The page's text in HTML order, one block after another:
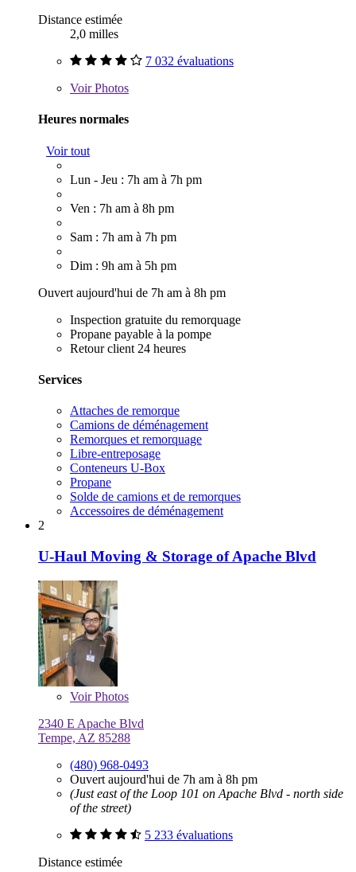
Distance estimée
2,0 milles
7 032 évaluations
VoirPhotos
Heures normales
Voir tout
Lun - Jeu : 7h am à 7h pm
Ven : 7h am à 8h pm
Sam : 7h am à 7h pm
Dim : 9h am à 5h pm
Ouvert aujourd'hui de 7h am à 8h pm
Inspection gratuite du remorquage
Propane payable à la pompe
Retour client 24 heures
Services
Attaches de remorque
Camions de déménagement
Remorques et remorquage
Libre-entreposage
Conteneurs U-Box
Propane
Solde de camions et de remorques
Accessoires de déménagement
2
U-Haul Moving & Storage of Apache Blvd
VoirPhotos
2340 E Apache Blvd
Tempe, AZ 85288
(480) 968-0493
Ouvert aujourd'hui de 7h am à 8h pm
(Just east of the Loop 101 on Apache Blvd - north side
of the street)
5 233 évaluations
Distance estimée